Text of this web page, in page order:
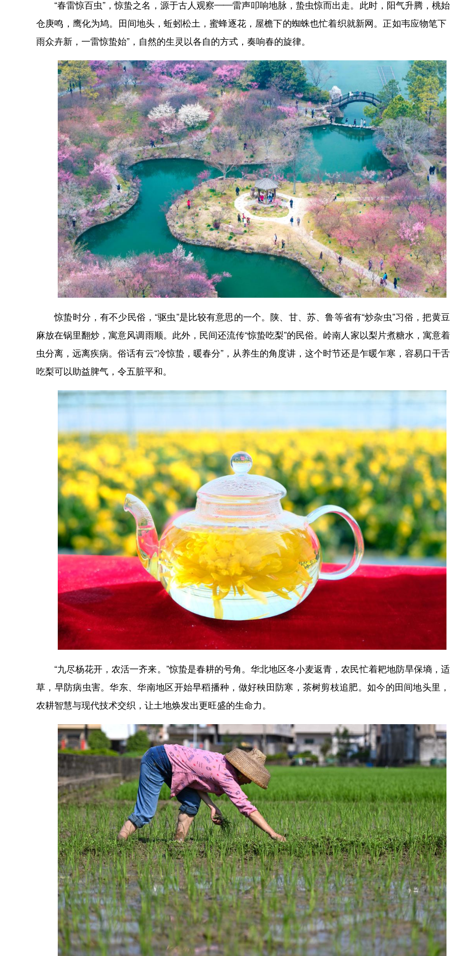
“春雷惊百虫”，惊蛰之名，源于古人观察——雷声叩响地脉，蛰虫惊而出走。此时，阳气升腾，桃始
仓庚鸣，鹰化为鸠。田间地头，蚯蚓松土，蜜蜂逐花，屋檐下的蜘蛛也忙着织就新网。正如韦应物笔下
雨众卉新，一雷惊蛰始”，自然的生灵以各自的方式，奏响春的旋律。
惊蛰时分，有不少民俗，“驱虫”是比较有意思的一个。陕、甘、苏、鲁等省有“炒杂虫”习俗，把黄
麻放在锅里翻炒，寓意风调雨顺。此外，民间还流传“惊蛰吃梨”的民俗。岭南人家以梨片煮糖水，寓意
虫分离，远离疾病。俗话有云“冷惊蛰，暖春分”，从养生的角度讲，这个时节还是乍暖乍寒，容易口干舌
吃梨可以助益脾气，令五脏平和。
“九尽杨花开，农活一齐来。”惊蛰是春耕的号角。华北地区冬小麦返青，农民忙着耙地防旱保墒，
草，早防病虫害。华东、华南地区开始早稻播种，做好秧田防寒，茶树剪枝追肥。如今的田间地头里
农耕智慧与现代技术交织，让土地焕发出更旺盛的生命力。